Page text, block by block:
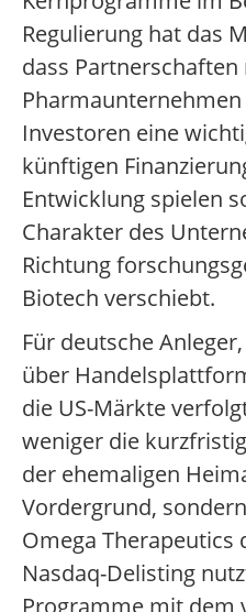
Regulierung hat das
dass
Investoren eine
künftigen
Entwicklung spielen
Charakter des
Richtung
Biotech verschiebt.
Für deutsche
über
die US-Märkte
weniger die
der ehemaligen
Vordergrund,
Omega Therapeutics
Nasdaq-Delisting